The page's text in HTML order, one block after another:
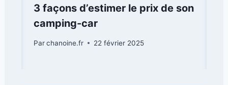
3 façons d’estimer le prix de son
camping-car
Parchanoine.fr 22 février 2025